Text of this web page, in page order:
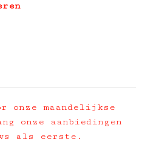
maandelijkse
onze aanbiedingen
als eerste.